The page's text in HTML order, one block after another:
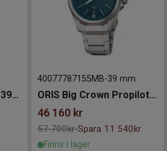
ORIS ChronOris Date 39mm
40077787155MB-39 mm
ORIS Big Crown Propilot X Calibre 400 39mm
46 160 kr
57 700kr-Spara 11 540kr
Finns i lager